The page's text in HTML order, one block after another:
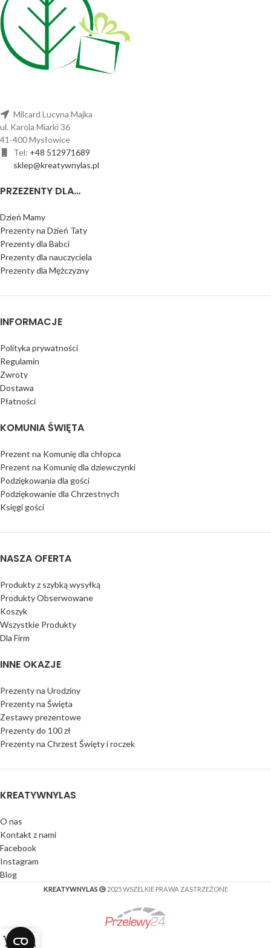
Milcard Lucyna Majka
ul. Karola Miarki 36
41-400 Mysłowice
Tel: +48 512971689
sklep@kreatywnylas.pl
PRZEZENTY DLA…
Dzień Mamy
Prezenty na Dzień Taty
Prezenty dla Babci
Prezenty dla nauczyciela
Prezenty dla Mężczyzny
INFORMACJE
Polityka prywatności
Regulamin
Zwroty
Dostawa
Płatności
KOMUNIA ŚWIĘTA
Prezent na Komunię dla chłopca
Prezent na Komunię dla dziewczynki
Podziękowania dla gości
Podziękowanie dla Chrzestnych
Księgi gości
NASZA OFERTA
Produkty z szybką wysyłką
Produkty Obserwowane
Koszyk
Wszystkie Produkty
Dla Firm
INNE OKAZJE
Prezenty na Urodziny
Prezenty na Święta
Zestawy prezentowe
Prezenty do 100 zł
Prezenty na Chrzest Święty i roczek
KREATYWNYLAS
O nas
Kontakt z nami
Facebook
Instagram
Blog
KREATYWNYLAS 2025 WSZELKIE PRAWA ZASTRZEŻONE